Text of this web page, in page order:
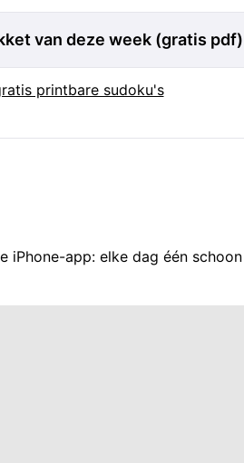
van deze week (gratis pdf)
printbare sudoku's
app: elke dag één